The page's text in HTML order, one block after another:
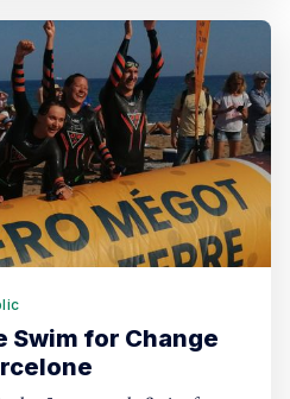
Swim for Change